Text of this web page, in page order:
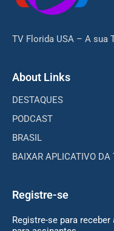
TV Florida USA – A sua
About Links
DESTAQUES
PODCAST
BRASIL
BAIXAR APLICATIVO DA
Registre-se
Registre-se para